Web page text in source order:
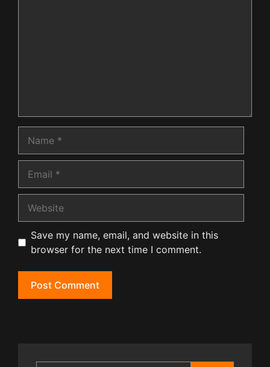
Save my name, email, and website in this
browser for the next time I comment.